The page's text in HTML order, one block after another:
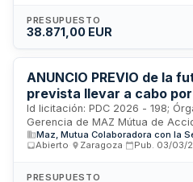
administración de
PRESUPUESTO
38.871,00 EUR
ANUNCIO PREVIO de la
prevista llevar a cabo
Contratación de MAZ a lo
2026 del Suministro de
intravenosas e irrigación
Zaragoza.
Id licitación: PDC 2026 - 198;
Gerencia de MAZ Mútua de
Enfermedades Profesionales de
Importe: 0 EUR; Estado: PRE
Maz, Mutua Colaboradora con la
Abierto
Zaragoza Pub. 03/03/
PRESUPUESTO